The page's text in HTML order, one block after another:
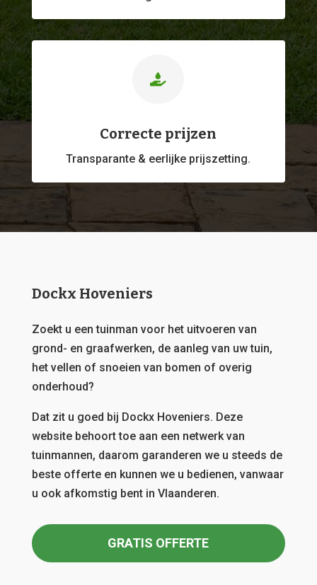

Correcte prijzen
Transparante & eerlijke prijszetting.
Dockx Hoveniers
Zoekt u een tuinman voor het uitvoeren van
grond- en graafwerken, de aanleg van uw tuin,
het vellen of snoeien van bomen of overig
onderhoud?
Dat zit u goed bij Dockx Hoveniers. Deze
website behoort toe aan een netwerk van
tuinmannen, daarom garanderen we u steeds de
beste offerte en kunnen we u bedienen, vanwaar
u ook afkomstig bent in Vlaanderen.
GRATIS OFFERTE